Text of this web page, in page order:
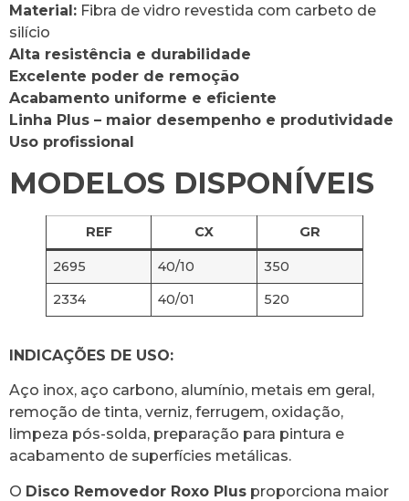
Material: Fibra de vidro revestida com carbeto de
silício
Alta resistência e durabilidade
Excelente poder de remoção
Acabamento uniforme e eficiente
Linha Plus – maior desempenho e produtividade
Uso profissional
MODELOS DISPONÍVEIS
REF CX GR
2695 40/10
350
2334
40/01 520
INDICAÇÕES DE USO:
Aço inox, aço carbono, alumínio, metais em geral,
remoção de tinta, verniz, ferrugem, oxidação,
limpeza pós-solda, preparação para pintura e
acabamento de superfícies metálicas.
O Disco Removedor Roxo Plus proporciona maior